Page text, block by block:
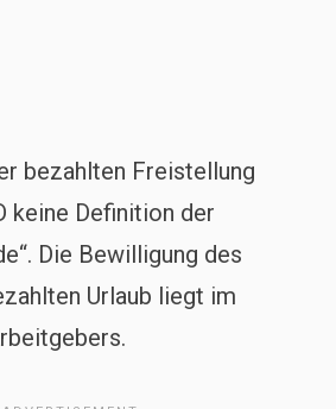
bezahlten Freistellung
keine Definition der
Die Bewilligung des
Urlaub liegt im